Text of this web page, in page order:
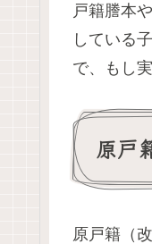
戸籍謄本
している
で、もし
原戸
原戸籍（